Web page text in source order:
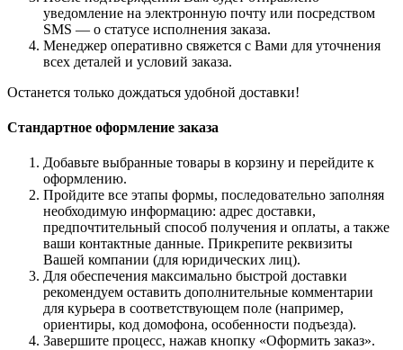
уведомление на электронную почту или посредством
SMS — о статусе исполнения заказа.
Менеджер оперативно свяжется с Вами для уточнения
всех деталей и условий заказа.
Останется только дождаться удобной доставки!
Стандартное оформление заказа
Добавьте выбранные товары в корзину и перейдите к
оформлению.
Пройдите все этапы формы, последовательно заполняя
необходимую информацию: адрес доставки,
предпочтительный способ получения и оплаты, а также
ваши контактные данные. Прикрепите реквизиты
Вашей компании (для юридических лиц).
Для обеспечения максимально быстрой доставки
рекомендуем оставить дополнительные комментарии
для курьера в соответствующем поле (например,
ориентиры, код домофона, особенности подъезда).
Завершите процесс, нажав кнопку «Оформить заказ».